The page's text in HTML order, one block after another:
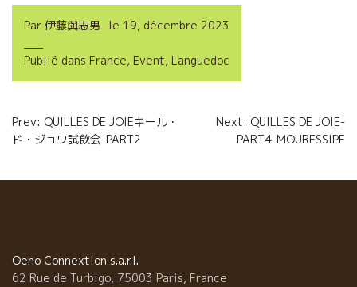
c
b
o
i
t
r
a
l
r
a
e
Par 伊藤與志男 le 19, décembre 2023
Publié dans France, Event, Languedoc
Navigation
de
l’article
Prev: QUILLES DE JOIEキール・
ド・ジョワ試飲会-PART2
Next: QUILLES DE JOIE-
PART4-MOURESSIPE
Oeno Connextion s.a.r.l.
62 Rue de Turbigo, 75003 Paris, France